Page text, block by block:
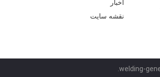
اخبار
نقشه سایت